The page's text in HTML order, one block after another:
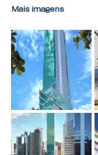
Mais imagens